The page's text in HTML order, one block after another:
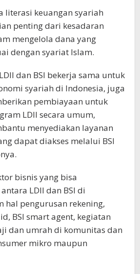
literasi keuangan syariah
penting dari kesadaran
mengelola dana yang
dengan syariat Islam.
dan BSI bekerja sama untuk
syariah di Indonesia, juga
pembiayaan untuk
LDII secara umum,
menyediakan layanan
dapat diakses melalui BSI
bisnis yang bisa
LDII dan BSI di
hal pengurusan rekening,
BSI smart agent, kegiatan
dan umrah di komunitas dan
mikro maupun